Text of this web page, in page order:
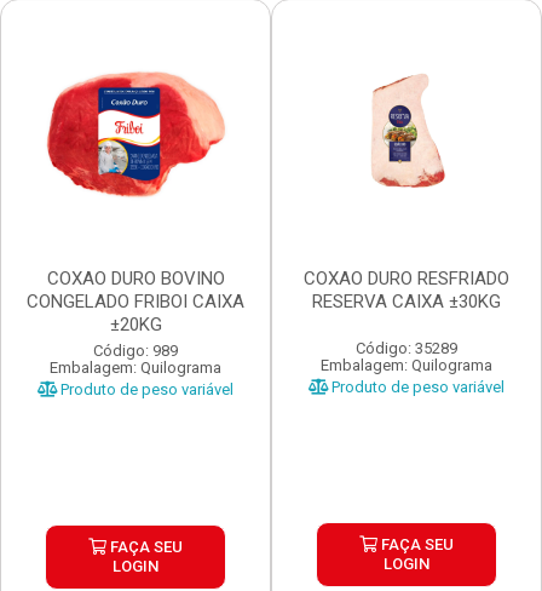
COXAO DURO BOVINO
CONGELADO FRIBOI CAIXA
±20KG
Código: 989
Embalagem: Quilograma
Produto de peso variável
FAÇA SEU
LOGIN
COXAO DURO RESFRIADO
RESERVA CAIXA ±30KG
Código: 35289
Embalagem: Quilograma
Produto de peso variável
FAÇA SEU
LOGIN